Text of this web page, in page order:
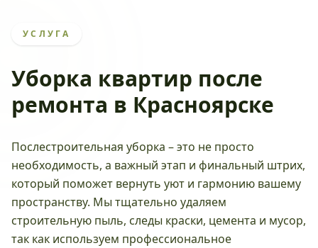
УСЛУГА
Уборка квартир после
ремонта в Красноярске
Послестроительная уборка – это не просто
необходимость, а важный этап и финальный штрих,
который поможет вернуть уют и гармонию вашему
пространству. Мы тщательно удаляем
строительную пыль, следы краски, цемента и мусор,
так как используем профессиональное